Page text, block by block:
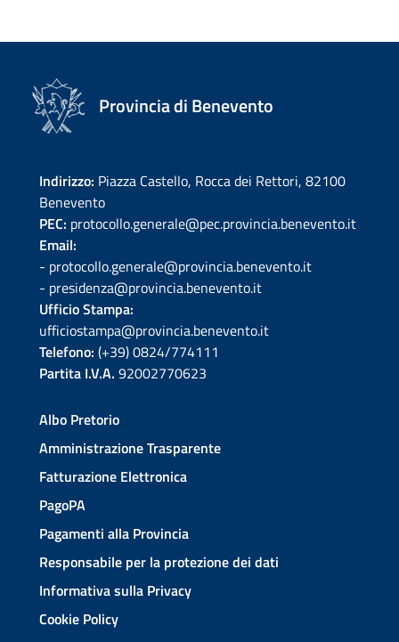
Provincia di Benevento
Indirizzo: Piazza Castello, Rocca dei Rettori, 82100
Benevento
PEC: protocollo.generale@pec.provincia.benevento.it
Email:
- protocollo.generale@provincia.benevento.it
- presidenza@provincia.benevento.it
Ufficio Stampa:
ufficiostampa@provincia.benevento.it
Telefono: (+39) 0824/774111
Partita I.V.A. 92002770623
Albo Pretorio
Amministrazione Trasparente
Fatturazione Elettronica
PagoPA
Pagamenti alla Provincia
Responsabile per la protezione dei dati
Informativa sulla Privacy
Cookie Policy